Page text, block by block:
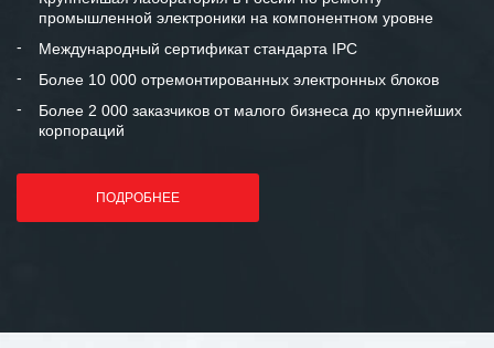
промышленной электроники на компонентном уровне
Международный сертификат стандарта IPC
Более 10 000 отремонтированных электронных блоков
Более 2 000 заказчиков от малого бизнеса до крупнейших
корпораций
ПОДРОБНЕЕ